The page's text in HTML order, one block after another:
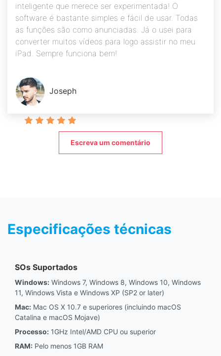
inteligente que merece ser experimentada! O
software é bastante simples e fácil de usar. Todas
as funções são como anunciadas. Já o usei para
converter muitos vídeos para logo assistir no meu
iPad. Sempre funciona bem!
Joseph
Escreva um comentário
Especificações técnicas
SOs Suportados
Windows: Windows 7, Windows 8, Windows 10, Windows
11, Windows Vista e Windows XP (SP2 or later)
Mac: Mac OS X 10.7 e superiores (incluindo macOS
Catalina e macOS Mojave)
Processo: 1GHz Intel/AMD CPU ou superior
RAM: Pelo menos 1GB RAM